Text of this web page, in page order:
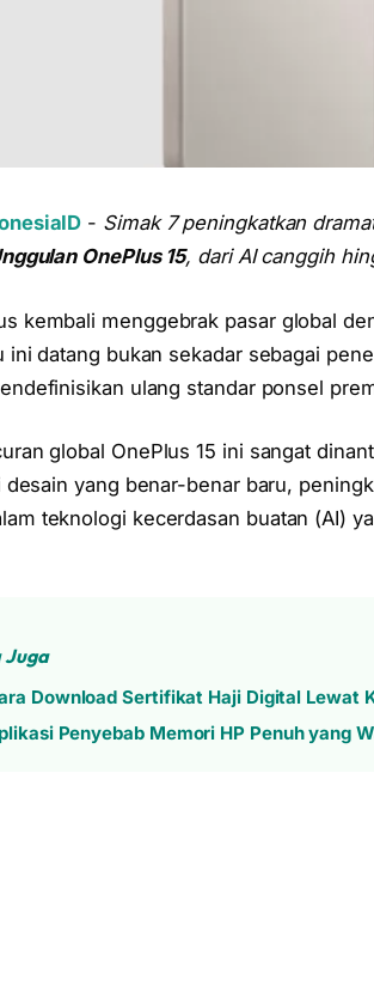
- Simak 7 peningkatkan
OnePlus 15, dari AI canggih
kembali menggebrak pasar global
ini datang bukan sekadar sebagai
ulang standar ponsel
global OnePlus 15 ini sangat
yang benar-benar baru,
teknologi kecerdasan buatan (AI)
Juga
Download Sertifikat Haji Digital Lewat
Penyebab Memori HP Penuh yang